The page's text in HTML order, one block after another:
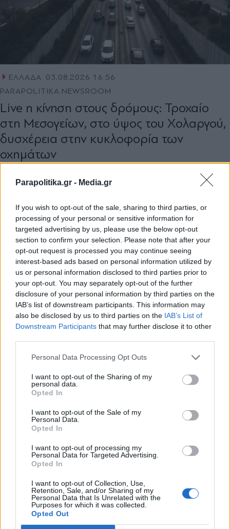
Parapolitika.gr - Media.gr
If you wish to opt-out of the sale, sharing to third parties, or
processing of your personal or sensitive information for
targeted advertising by us, please use the below opt-out
section to confirm your selection. Please note that after your
opt-out request is processed you may continue seeing
interest-based ads based on personal information utilized by
us or personal information disclosed to third parties prior to
your opt-out. You may separately opt-out of the further
disclosure of your personal information by third parties on the
IAB’s list of downstream participants. This information may
also be disclosed by us to third parties on the IAB’s List of
Downstream Participants that may further disclose it to other
Personal Data Processing Opt Outs
I want to opt-out of the Sharing of my
personal data.
Opted In
I want to opt-out of the Sale of my
Personal Data.
Opted In
I want to opt-out of processing my
Personal Data for Targeted Advertising.
Opted In
I want to opt-out of Collection, Use,
Retention, Sale, and/or Sharing of my
Personal Data that Is Unrelated with the
Purposes for which it was collected.
Opted Out
ΕΛΛΑΔΑ 03.08.2026 16:56
PARAPOLITIKA NEWSROOM
Live η κίνηση στους δρόμους: Τροχαίο
στη Μεσογείων, στο ύψος του Χολαργού,
δυσχέρεια στην κυκλοφορία των
οχημάτων
Εγγραφή στο newsletter
Αποδέχομαι τους
και την πολιτική απορρήτου
X